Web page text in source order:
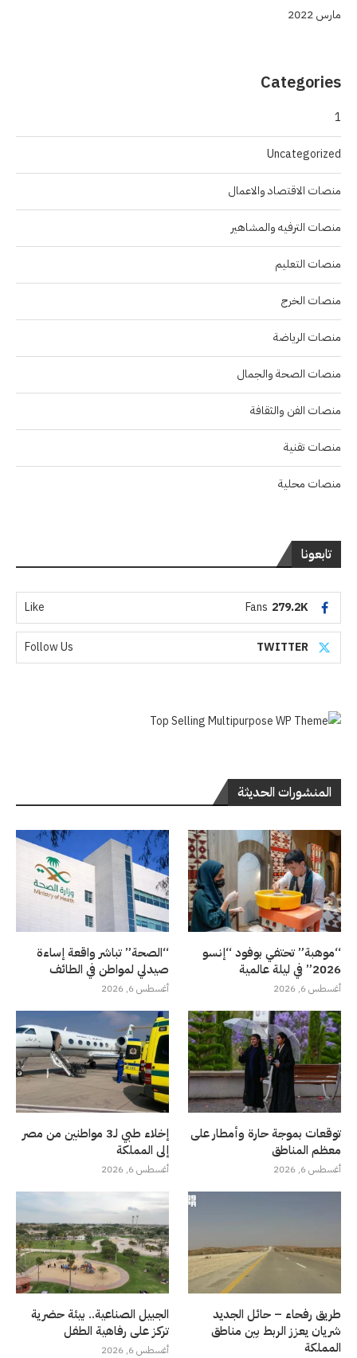
مارس 2022
Categories
1
Uncategorized
منصات الاقتصاد والاعمال
منصات الترفيه والمشاهير
منصات التعليم
منصات الخرج
منصات الرياضة
منصات الصحة والجمال
منصات الفن والثقافة
منصات تقنية
منصات محلية
تابعونا
279.2K
Fans
Like
TWITTER
Follow Us
المنشورات الحديثة
“موهبة” تحتفي بوفود “إنسو
2026” في ليلة عالمية
أغسطس 6, 2026
“الصحة” تباشر واقعة إساءة
صيدلي لمواطن في الطائف
أغسطس 6, 2026
توقعات بموجة حارة وأمطار على
معظم المناطق
أغسطس 6, 2026
إخلاء طبي لـ3 مواطنين من مصر
إلى المملكة
أغسطس 6, 2026
طريق رفحاء – حائل الجديد
شريان يعزز الربط بين مناطق
المملكة
الجبيل الصناعية.. بيئة حضرية
تركز على رفاهية الطفل
أغسطس 6, 2026